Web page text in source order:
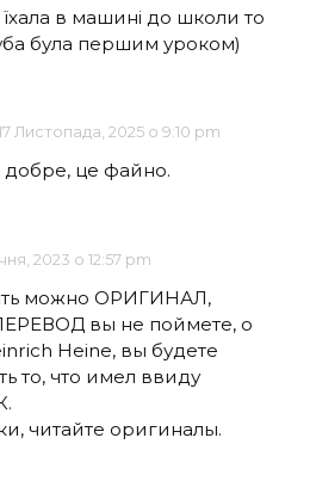
в машині до школи то
була першим уроком)
Листопада, 2025 о 9:10 pm
це файно.
2023 о 12:57 pm
можно ОРИГИНАЛ,
вы не поймете, о
Heine, вы будете
то, что имел ввиду
читайте оригиналы.